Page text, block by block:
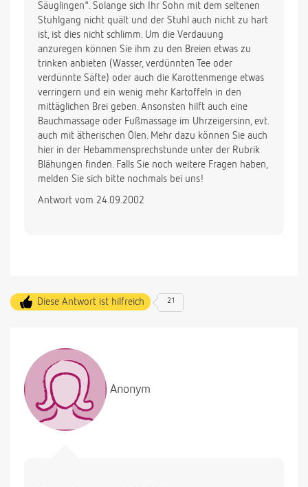
Säuglingen". Solange sich Ihr Sohn mit dem seltenen
Stuhlgang nicht quält und der Stuhl auch nicht zu hart
ist, ist dies nicht schlimm. Um die Verdauung
anzuregen können Sie ihm zu den Breien etwas zu
trinken anbieten (Wasser, verdünnten Tee oder
verdünnte Säfte) oder auch die Karottenmenge etwas
verringern und ein wenig mehr Kartoffeln in den
mittäglichen Brei geben. Ansonsten hilft auch eine
Bauchmassage oder Fußmassage im Uhrzeigersinn, evt.
auch mit ätherischen Ölen. Mehr dazu können Sie auch
hier in der Hebammensprechstunde unter der Rubrik
Blähungen finden. Falls Sie noch weitere Fragen haben,
melden Sie sich bitte nochmals bei uns!
Antwort vom 24.09.2002
Diese Antwort ist hilfreich 21
Anonym